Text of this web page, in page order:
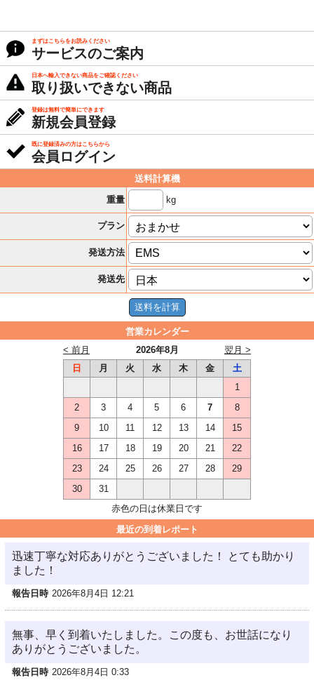
まずはこちらをお読みください
サービスのご案内
日本へ輸入できない商品をご確認ください
取り扱いできない商品
登録は無料で簡単にできます
新規会員登録
既に登録済みの方はこちらから
会員ログイン
送料計算機
重量
kg
プラン
発送方法
発送先
営業カレンダー
2026年8月
< 前月
翌月 >
日
月 火 水 木 金
土
1
2
3 4 5 6 7
8
9
10 11 12 13 14
15
16
17 18 19 20 21
22
23
24 25 26 27 28
29
30
31
赤色の日は休業日です
最近の到着レポート
迅速丁寧な対応ありがとうございました！ とても助かり
ました！
報告日時 2026年8月4日 12:21
無事、早く到着いたしました。この度も、お世話になり
ありがとうございました。
報告日時 2026年8月4日 0:33